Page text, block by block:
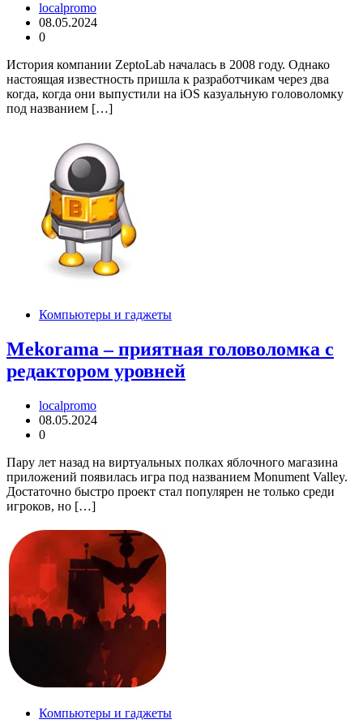
localpromo
08.05.2024
0
История компании ZeptoLab началась в 2008 году. Однако
настоящая известность пришла к разработчикам через два
когда, когда они выпустили на iOS казуальную головоломку
под названием […]
Компьютеры и гаджеты
Mekorama – приятная головоломка с
редактором уровней
localpromo
08.05.2024
0
Пару лет назад на виртуальных полках яблочного магазина
приложений появилась игра под названием Monument Valley.
Достаточно быстро проект стал популярен не только среди
игроков, но […]
Компьютеры и гаджеты